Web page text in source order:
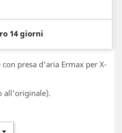
14 giorni
presa d'aria Ermax per X-
all'originale).